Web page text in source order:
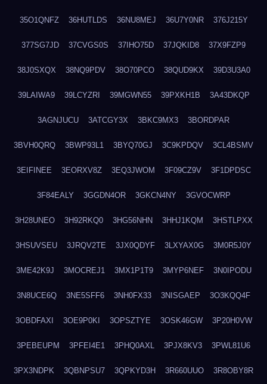
35O1QNFZ 36HUTLDS 36NU8MEJ 36U7Y0NR 376J215Y
377SG7JD 37CVGS0S 37IHO75D 37JQKID8 37X9FZP9
38J0SXQX 38NQ9PDV 38O70PCO 38QUD9KX 39D3U3A0
39LAIWA9 39LCYZRI 39MGWN55 39PXKH1B 3A43DKQP
3AGNJUCU 3ATCGY3X 3BKC9MX3 3BORDPAR
3BVH0QRQ 3BWP93L1 3BYQ70GJ 3C9KPDQV 3CL4BSMV
3EIFINEE 3EORXV8Z 3EQ3JWOM 3F09CZ9V 3F1DPDSC
3F84EALY 3GGDN4OR 3GKCN4NY 3GVOCWRP
3H28UNEO 3H92RKQ0 3HG56NHN 3HHJ1KQM 3HSTLPXX
3HSUVSEU 3JRQV2TE 3JX0QDYF 3LXYAX0G 3M0R5J0Y
3ME42K9J 3MOCREJ1 3MX1P1T9 3MYP6NEF 3N0IPODU
3N8UCE6Q 3NE5SFF6 3NH0FX33 3NISGAEP 3O3KQQ4F
3OBDFAXI 3OE9P0KI 3OPSZTYE 3OSK46GW 3P20H0VW
3PEBEUPM 3PFEI4E1 3PHQ0AXL 3PJX8KV3 3PWL81U6
3PX3NDPK 3QBNPSU7 3QPKYD3H 3R660UUO 3R8OBY8R